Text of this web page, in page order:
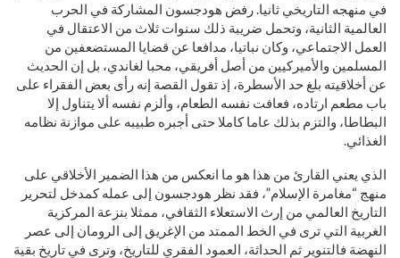
في منهجه التاريخي ثانيا. رفض هودجسون المشاركة في الحرب
العالمية الثانية، وتحمل ضريبة ذلك سنوات ثلاث من الاعتقال في
العمل الاجتماعي، وكان نباتيا، مدافعا عن قضايا المستضعفين من
المسلمين والأميركيين من أصل أفريقي، محبا لغاندي، بل إن الحديث
عن أخلاقيته بلغ حد الأسطرة، إذ تقول القصة إنه رأى بعض الفقراء على
باب مطعم ارتاده، فعافت نفسه الطعام، وألزم نفسه ألا يتناول إلا
البطاطا، والتزم بذلك عاما كاملا حتى أجبره طبيبه على موازنة نظامه
الغذائي.
الذي يعني القارئ من هذا هو ما انعكس من هذا الضمير الأخلاقي على
منهج “مغامرة الإسلام”، فقد نظر هودجسون إلى عمله كمدخل لتحرير
التاريخ العالمي من إرث الاستعلاء الثقافي، ممثلا بنزعة المركزية
الغربية التي ترى في الخط الممتد من الإغريق إلى الرومان إلى عصر
النهضة فالتنوير ثم الحداثة، العمود الفقري للتاريخ، وترى في تاريخ بقية